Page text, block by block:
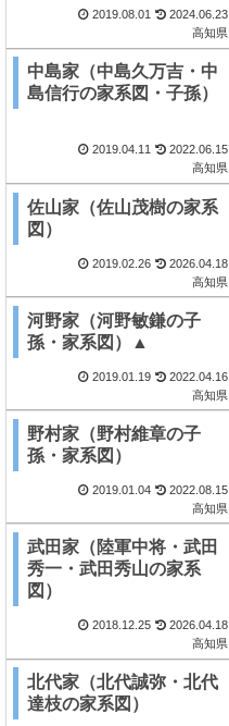
2019.08.01
2024.06.23
高知県
中島家（中島久万吉・中
島信行の家系図・子孫）
2019.04.11
2022.06.15
高知県
佐山家（佐山茂樹の家系
図）
2019.02.26
2026.04.18
高知県
河野家（河野敏鎌の子
孫・家系図）▲
2019.01.19
2022.04.16
高知県
野村家（野村維章の子
孫・家系図）
2019.01.04
2022.08.15
高知県
武田家（陸軍中将・武田
秀一・武田秀山の家系
図）
2018.12.25
2026.04.18
高知県
北代家（北代誠弥・北代
達枝の家系図）